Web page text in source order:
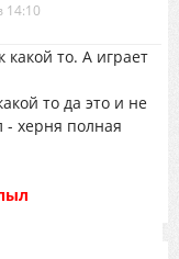
14:10
какой то. А играет
то да это и не
- херня полная